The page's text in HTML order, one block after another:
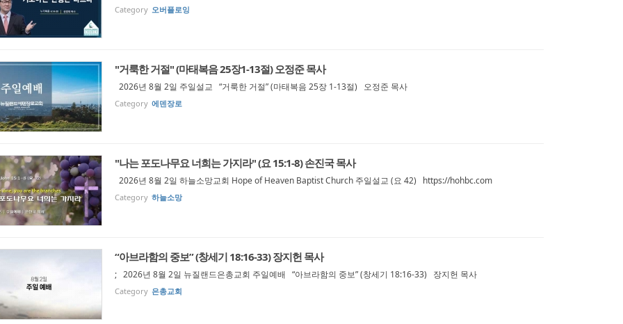
Category 오버플로잉
"거룩한 거절" (마태복음 25장1-13절) 오정준 목사
2026년 8월 2일 주일설교 “거룩한 거절” (마태복음 25장 1-13절) 오정준 목사
Category 에덴장로
"나는 포도나무요 너희는 가지라" (요 15:1-8) 손진국 목사
2026년 8월 2일 하늘소망교회 Hope of Heaven Baptist Church 주일설교 (요 42) https://hohbc.com
Category 하늘소망
“아브라함의 중보” (창세기 18:16-33) 장지헌 목사
; 2026년 8월 2일 뉴질랜드은총교회 주일예배 “아브라함의 중보” (창세기 18:16-33) 장지헌 목사
Category 은총교회